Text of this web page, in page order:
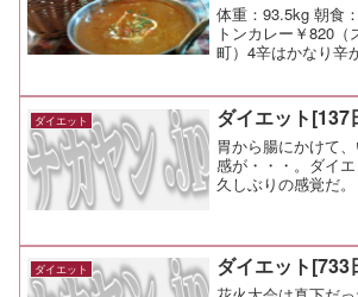
体重：93.5kg 朝食
トンカレー￥820
町）4辛はかなり辛
辛にしておこう。
ダイエット ダイエット[137
胃から腸にかけて
感が・・・。ダイエ
久しぶりの感覚だ。
ダイエット ダイエット[733